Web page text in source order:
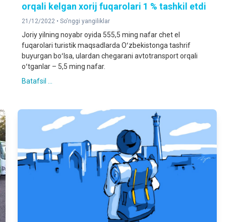
orqali kelgan xorij fuqarolari 1 % tashkil etdi
21/12/2022 •So'nggi yangiliklar
Joriy yilning noyabr oyida 555,5 ming nafar chet el
fuqarolari turistik maqsadlarda Oʻzbekistonga tashrif
buyurgan boʻlsa, ulardan chegarani avtotransport orqali
oʻtganlar – 5,5 ming nafar.
Batafsil ...